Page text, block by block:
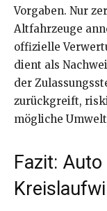
Vorgaben. Nur
Altfahrzeuge
offizielle
dient als
der
zurückgreift,
mögliche
Fazit: